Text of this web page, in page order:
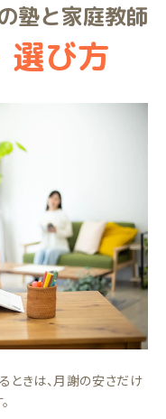
塾と家庭教師
選び方
きは、月謝の安さだけ